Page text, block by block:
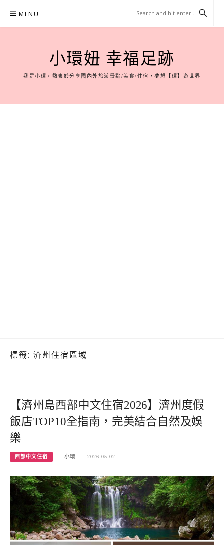
content
MENU
小環妞 幸福足跡
我是小環，熱衷於分享國內外旅遊景點/美食/住宿，夢想【環】遊世界
標籤: 濟州住宿區域
【濟州島西部中文住宿2026】濟州度假
飯店TOP10全指南，完美結合自然及娛
樂
西部中文住宿 小環 2026-05-02